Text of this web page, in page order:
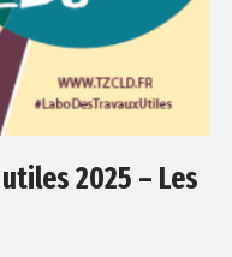
2025 – Les